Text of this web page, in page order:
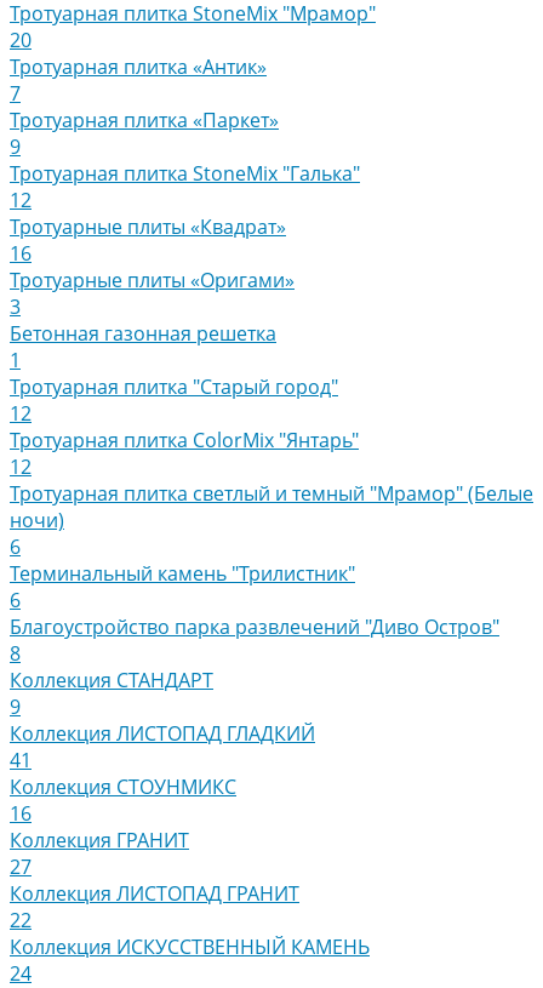
Тротуарная плитка StoneMix "Мрамор"
20
Тротуарная плитка «Антик»
7
Тротуарная плитка «Паркет»
9
Тротуарная плитка StoneMix "Галька"
12
Тротуарные плиты «Квадрат»
16
Тротуарные плиты «Оригами»
3
Бетонная газонная решетка
1
Тротуарная плитка "Старый город"
12
Тротуарная плитка ColorMix "Янтарь"
12
Тротуарная плитка светлый и темный "Мрамор" (Белые
ночи)
6
Терминальный камень "Трилистник"
6
Благоустройство парка развлечений "Диво Остров"
8
Коллекция СТАНДАРТ
9
Коллекция ЛИСТОПАД ГЛАДКИЙ
41
Коллекция СТОУНМИКС
16
Коллекция ГРАНИТ
27
Коллекция ЛИСТОПАД ГРАНИТ
22
Коллекция ИСКУССТВЕННЫЙ КАМЕНЬ
24